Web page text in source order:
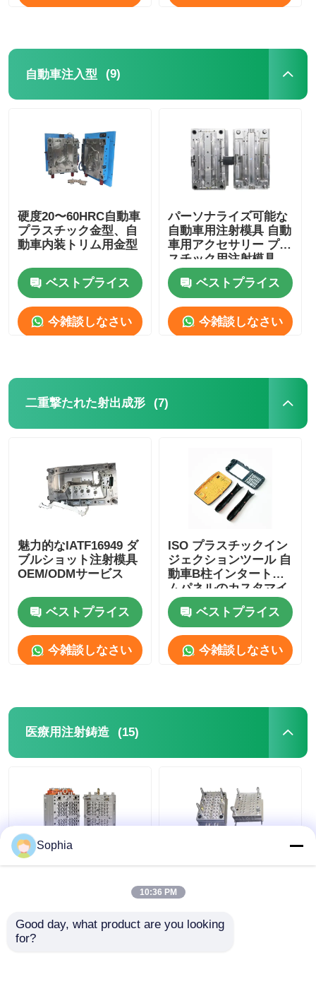
自動車注入型 (9)
硬度20〜60HRC自動車
プラスチック金型、自
動車内装トリム用金型
ベストプライス
今雑談しなさい
パーソナライズ可能な
自動車用注射模具 自動
車用アクセサリー プラ
スチック用注射模具
ベストプライス
今雑談しなさい
二重撃たれた射出成形 (7)
魅力的なIATF16949 ダ
ブルショット注射模具
OEM/ODMサービス
ベストプライス
今雑談しなさい
ISO プラスチックイン
ジェクションツール 自
動車B柱インタートリ
ムパネルのカスタマイ
ズのためのインジェク
ションモールドメーカ
ー
ベストプライス
今雑談しなさい
医療用注射鋳造 (15)
形（試験管射出成形メ
NAK80材）
48 腔内医療注射鋳造
Sophia
10:36 PM
Good day, what product are you looking
for?